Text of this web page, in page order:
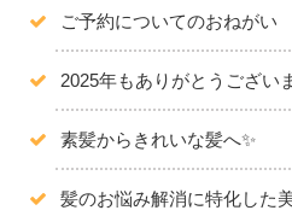
ご予約についてのおねがい
2025年もありがとうござい
素髪からきれいな髪へ✨
髪のお悩み解消に特化した